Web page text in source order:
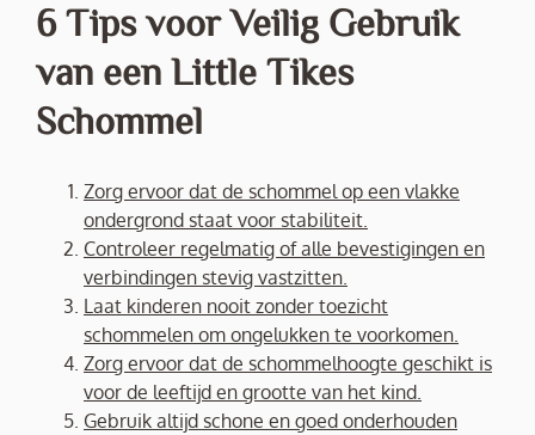
6 Tips voor Veilig Gebruik
van een Little Tikes
Schommel
Zorg ervoor dat de schommel op een vlakke
ondergrond staat voor stabiliteit.
Controleer regelmatig of alle bevestigingen en
verbindingen stevig vastzitten.
Laat kinderen nooit zonder toezicht
schommelen om ongelukken te voorkomen.
Zorg ervoor dat de schommelhoogte geschikt is
voor de leeftijd en grootte van het kind.
Gebruik altijd schone en goed onderhouden